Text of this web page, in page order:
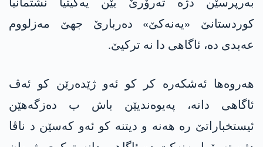
بەرپرسێن دژه‌ تەرۆرێ یێن یەکیتیا نشتمانیا
کوردستانێ «یه‌نه‌كێ» دەربارێ جهێ مه‌زلووم
عەبدی دە، ئاگاهی دا نە ترکیێ.
هه‌روه‌ها ئەشکەرە کر کو ئەو ژێدەرێن کو ئەڤ
ئاگاهی دانە، په‌یوه‌ندیێن باش ب دەزگەهێن
ئیستخباراتێ رە هەنە و دیتنە کو ئەو کەسێن د ناڤا